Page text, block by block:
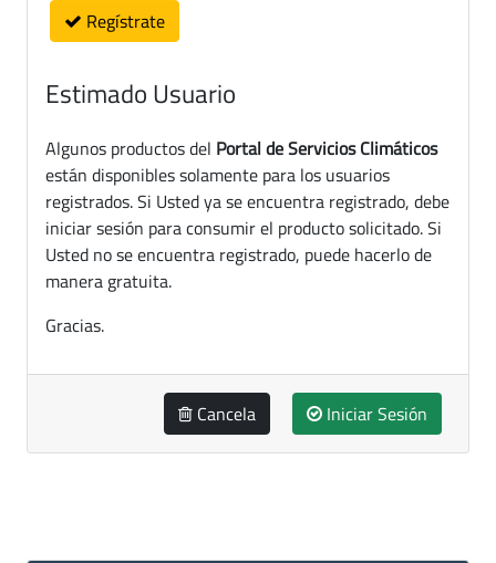
Regístrate
Estimado Usuario
Algunos productos del Portal de Servicios Climáticos
están disponibles solamente para los usuarios
registrados. Si Usted ya se encuentra registrado, debe
iniciar sesión para consumir el producto solicitado. Si
Usted no se encuentra registrado, puede hacerlo de
manera gratuita.
Gracias.
Cancela Iniciar Sesión